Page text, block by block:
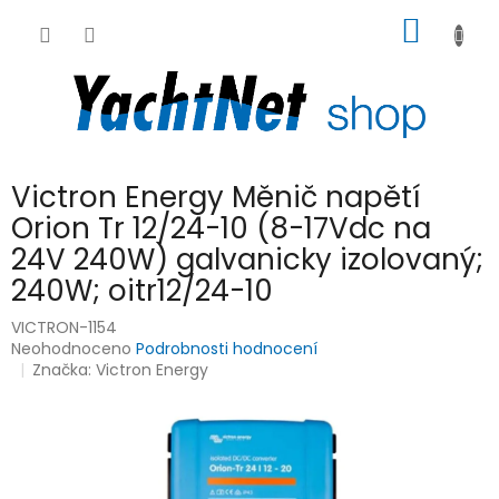
KOŠÍK
Victron Energy Měnič napětí
Orion Tr 12/24-10 (8-17Vdc na
24V 240W) galvanicky izolovaný;
240W; oitr12/24-10
VICTRON-1154
Průměrné
hodnocení
Neohodnoceno Podrobnosti hodnocení
Značka:Victron Energy